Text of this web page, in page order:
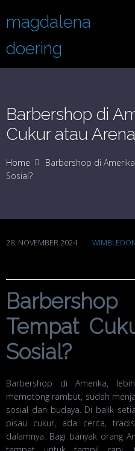
magdalena
doering
Barbershop di
Cukur atau
Home
Barbershop di
Sosial?
28. NOVEMBER 2024
Tempat
Sosial?
Barbershop di Amerika,
memotong rambut, sudah
sosial dan budaya. Di balik
pisau cukur, ada cerita,
dalamnya. Bagi banyak orang